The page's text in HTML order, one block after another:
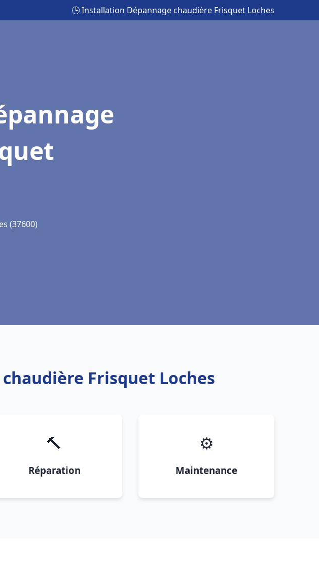
🕒 Installation Dépannage chaudière Frisquet Loches
(37600)
Frisquet Loches
🔨
Réparation
⚙️
Maintenance